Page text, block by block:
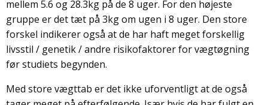
mellem 5.6 og 28.3kg på de 8 uger. For den højeste
gruppe er det tæt på 3kg om ugen i 8 uger. Den store
forskel indikerer også at de har haft meget forskellig
livsstil / genetik / andre risikofaktorer for vægtøgning
før studiets begynden.
Med store vægttab er det ikke uforventligt at de også